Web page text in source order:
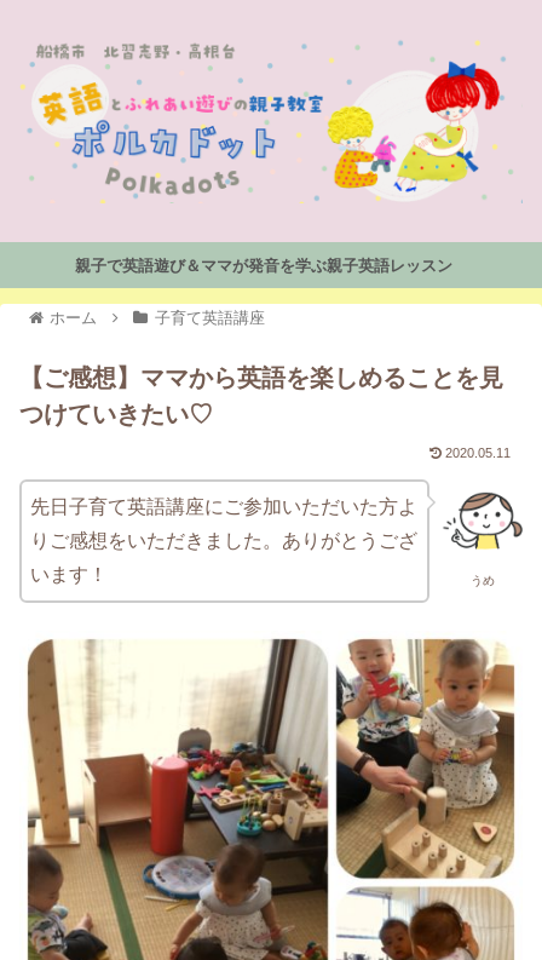
親子で英語遊び＆ママが発音を学ぶ親子英語レッスン
ホーム 子育て英語講座
【ご感想】ママから英語を楽しめることを見
つけていきたい♡
2020.05.11
うめ
先日子育て英語講座にご参加いただいた方よ
りご感想をいただきました。ありがとうござ
います！